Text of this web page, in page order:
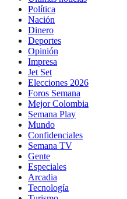
Política
Nación
Dinero
Deportes
Opinión
Impresa
Jet Set
Elecciones 2026
Foros Semana
Mejor Colombia
Semana Play
Mundo
Confidenciales
Semana TV
Gente
Especiales
Arcadia
Tecnología